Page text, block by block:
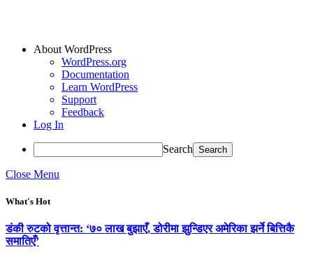
About WordPress
WordPress.org
Documentation
Learn WordPress
Support
Feedback
Log In
Search
Close Menu
What's Hot
डंकी रुटको वृत्तान्त: ‘७० लाख बुझाएँ, डोरीमा झुन्डिएर अमेरिका झर्ने बित्तिकै
समातिएँ’